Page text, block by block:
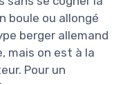
boule ou allongé
berger allemand
mais on est à la
Pour un